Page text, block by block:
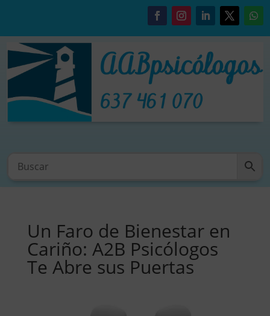
Un Faro de Bienestar en
Cariño: A2B Psicólogos
Te Abre sus Puertas